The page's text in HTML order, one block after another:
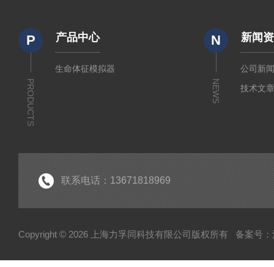
P
PRODUCTS
产品中心
生命体征模拟器
N
NEWS
新闻
公司新
技术文
联系电话：13671818969
Copyright © 2026 上海力孚同科技有限公司版权所有 备案号：